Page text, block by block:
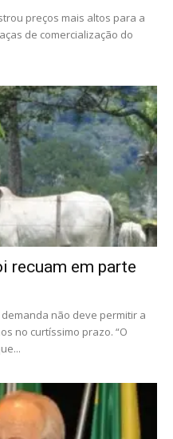
preços mais altos para a
de comercialização do
recuam em parte
não deve permitir a
no curtíssimo prazo. “O